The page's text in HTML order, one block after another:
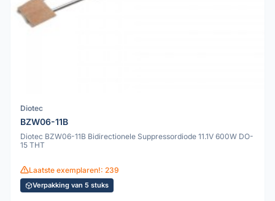
Diotec
BZW06-11B
Diotec BZW06-11B Bidirectionele Suppressordiode 11.1V 600W DO-
15 THT
Laatste exemplaren!: 239
Verpakking van 5 stuks